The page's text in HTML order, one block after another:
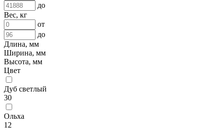
до
Вес, кг
от
до
Длина, мм
Ширина, мм
Высота, мм
Цвет
Дуб светлый
30
Ольха
12